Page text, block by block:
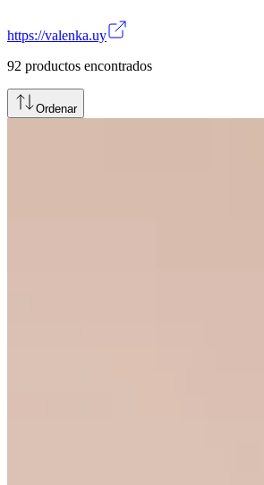
https://valenka.uy
92 productos encontrados
Ordenar